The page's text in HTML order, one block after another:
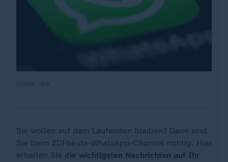
Sie wollen auf dem Laufenden bleiben? Dann sind
Sie beim ZDFheute-WhatsApp-Channel richtig. Hier
erhalten Sie die wichtigsten Nachrichten auf Ihr